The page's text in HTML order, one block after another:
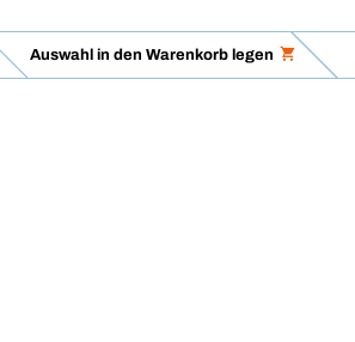
Auswahl in den Warenkorb legen